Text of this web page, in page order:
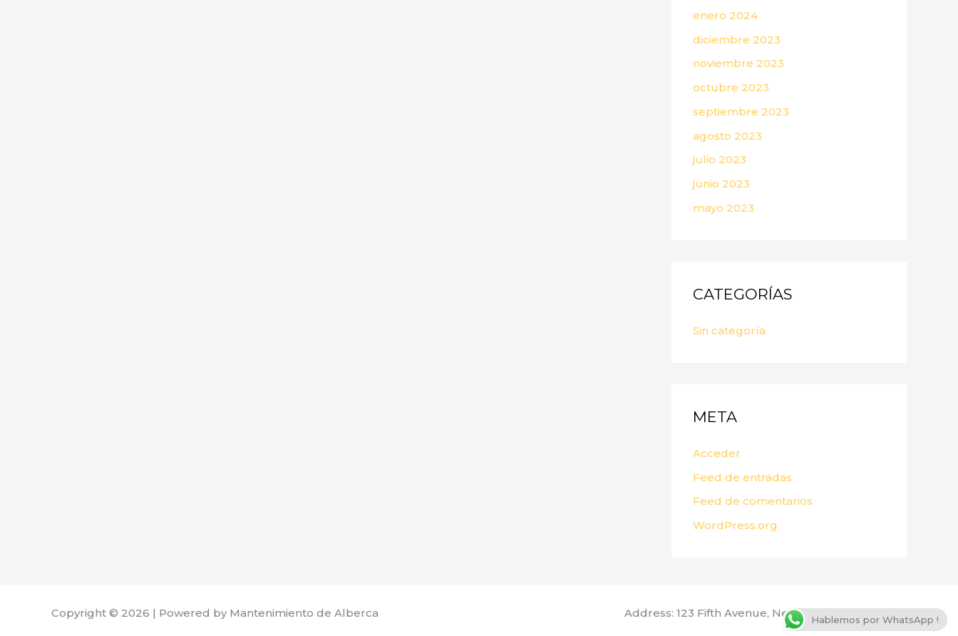
enero 2024
diciembre 2023
noviembre 2023
octubre 2023
septiembre 2023
agosto 2023
julio 2023
junio 2023
mayo 2023
CATEGORÍAS
Sin categoría
META
Acceder
Feed de entradas
Feed de comentarios
WordPress.org
Copyright © 2026 | Powered by Mantenimiento de Alberca Address: 123 Fifth Avenue, New York, NY 10160, USA
Hablemos por WhatsApp !